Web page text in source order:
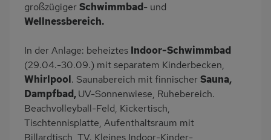
Terrassenmöbel
Induktionsherd
Kaffeemaschine
Strandnah
am Waldrand
Spa/Wellnesscenter
Bettwäsche inklusive
Handtücher mietbar
Solarium
großzügigerSchwimmbad- und
Wellnessbereich.
In der Anlage: beheiztes Indoor-Schwimmbad
(29.04.-30.09.) mit separatem Kinderbecken,
Whirlpool. Saunabereich mit finnischerSauna,
Dampfbad,UV-Sonnenwiese, Ruhebereich.
Beachvolleyball-Feld, Kickertisch,
Tischtennisplatte, Aufenthaltsraum mit